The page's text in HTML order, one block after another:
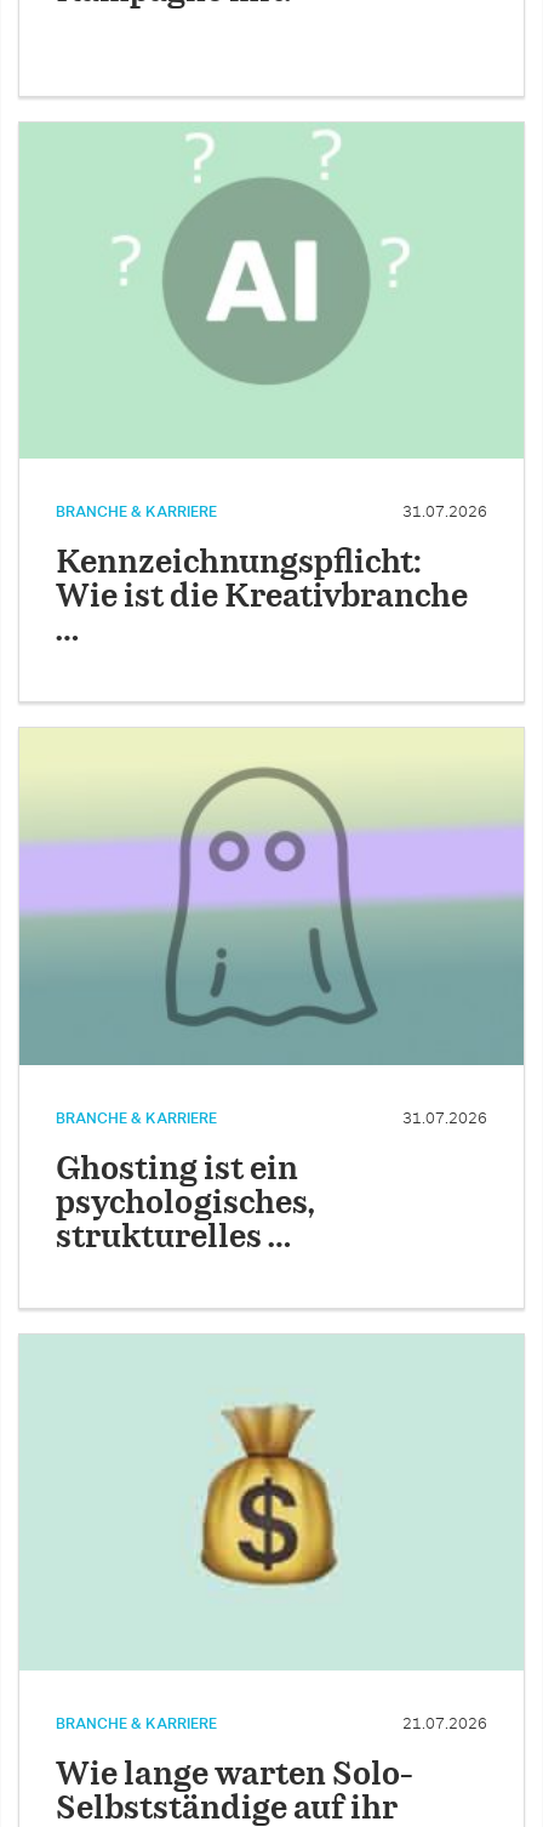
BRANCHE & KARRIERE 31.07.2026
Kennzeichnungspflicht:
Wie ist die Kreativbranche
…
BRANCHE & KARRIERE 31.07.2026
Ghosting ist ein
psychologisches,
strukturelles …
BRANCHE & KARRIERE 21.07.2026
Wie lange warten Solo-
Selbstständige auf ihr